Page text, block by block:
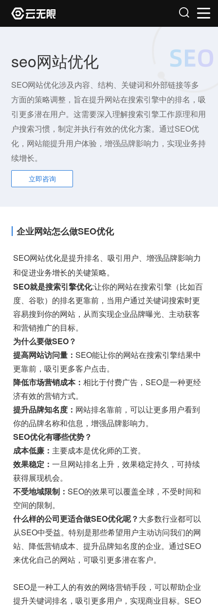
seo网站优化
SEO网站优化涉及内容、结构、关键词和外部链接等多
方面的策略调整，旨在提升网站在搜索引擎中的排名，吸
引更多潜在用户。这需要深入理解搜索引擎工作原理和用
户搜索习惯，制定并执行有效的优化方案。通过SEO优
化，网站能提升用户体验，增强品牌影响力，实现业务持
续增长。
立即咨询
企业网站怎么做SEO优化
SEO网站优化是提升排名、吸引用户、增强品牌影响力
和促进业务增长的关键策略。
SEO就是搜索引擎优化:让你的网站在搜索引擎（比如百
度、谷歌）的排名更靠前，当用户通过关键词搜索时更
容易搜到你的网站，从而实现企业品牌曝光、主动获客
和营销推广的目标。
为什么要做SEO？
提高网站访问量：SEO能让你的网站在搜索引擎结果中
更靠前，吸引更多客户点击。
降低市场营销成本：相比于付费广告，SEO是一种更经
济有效的营销方式。
提升品牌知名度： 网站排名靠前，可以让更多用户看到
你的品牌名称和信息，增强品牌影响力。
SEO优化有哪些优势？
成本低廉： 主要成本是优化师的工资。
效果稳定：一旦网站排名上升，效果稳定持久，可持续
获得展现机会。
不受地域限制：SEO的效果可以覆盖全球，不受时间和
空间的限制。
什么样的公司更适合做SEO优化呢？大多数行业都可以
从SEO中受益。特别是那些希望用户主动访问我们的网
站、降低营销成本、提升品牌知名度的企业。通过SEO
来优化自己的网站，可吸引更多潜在客户。
SEO是一种工人的有效的网络营销手段，可以帮助企业
提升关键词排名，吸引更多用户，实现商业目标。SEO